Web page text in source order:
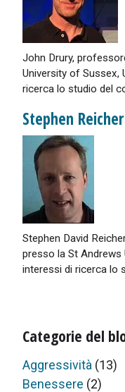
John Drury,
University of Sussex,
ricerca lo studio del
Stephen Reicher
Stephen David
presso la St Andrews
interessi di ricerca lo
Categorie del
Aggressività (13)
Benessere (2)